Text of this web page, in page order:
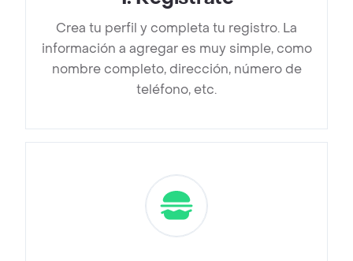
Crea tu perfil y completa tu registro. La
información a agregar es muy simple, como
nombre completo, dirección, número de
teléfono, etc.